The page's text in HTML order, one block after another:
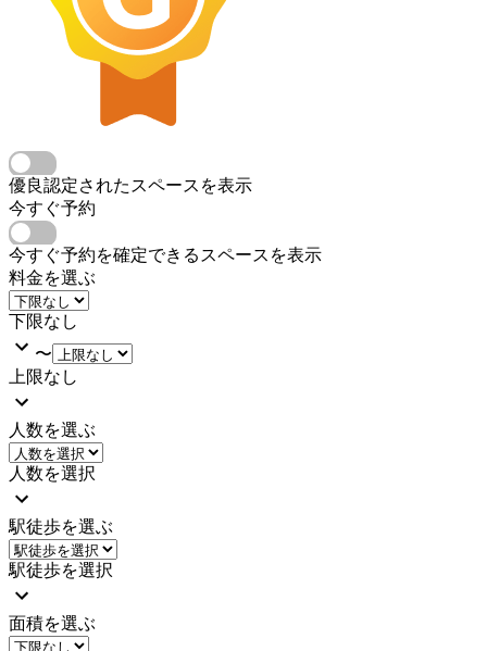
優良認定されたスペースを表示
今すぐ予約
今すぐ予約を確定できるスペースを表示
料金を選ぶ
下限なし
〜
上限なし
人数を選ぶ
人数を選択
駅徒歩を選ぶ
駅徒歩を選択
面積を選ぶ